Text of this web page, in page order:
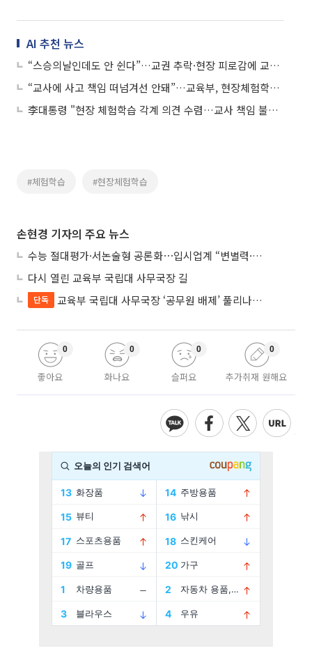
AI 추천 뉴스
“스승의날인데도 안 쉰다”…교권 추락·현장 피로감에 교사들 ‘번아웃’ 호소
“교사에 사고 책임 떠넘겨선 안돼”…교육부, 현장체험학습 정상화 논의
李대통령 "현장 체험학습 각계 의견 수렴…교사 책임 불합리성도 검토"
#체험학습 #현장체험학습
손현경 기자의 주요 뉴스
수능 절대평가·서논술형 공론화⋯입시업계 “변별력·사교육 대책 먼저”
다시 열린 교육부 국립대 사무국장 길
단독 교육부 국립대 사무국장 ‘공무원 배제’ 풀리나…응시자격 다시 열렸다
좋아요
0
화나요
0
슬퍼요
0
추가취재 원해요
0